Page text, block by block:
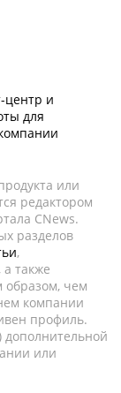
центр и
для
или
редактором
CNews.
разделов
,
также
образом, чем
компании
профиль.
или